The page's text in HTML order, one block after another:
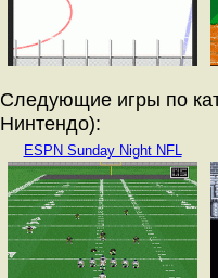
Следующие игры по
Нинтендо):
ESPN Sunday Night NFL